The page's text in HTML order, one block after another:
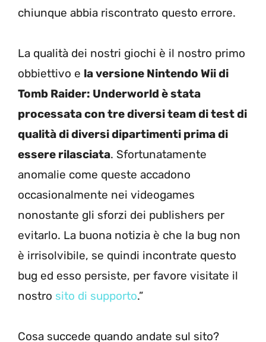
chiunque abbia riscontrato questo errore.
La qualità dei nostri giochi è il nostro primo
obbiettivo e la versione Nintendo Wii di
Tomb Raider: Underworld è stata
processata con tre diversi team di test di
qualità di diversi dipartimenti prima di
essere rilasciata. Sfortunatamente
anomalie come queste accadono
occasionalmente nei videogames
nonostante gli sforzi dei publishers per
evitarlo. La buona notizia è che la bug non
è irrisolvibile, se quindi incontrate questo
bug ed esso persiste, per favore visitate il
nostro sito di supporto.”
Cosa succede quando andate sul sito?